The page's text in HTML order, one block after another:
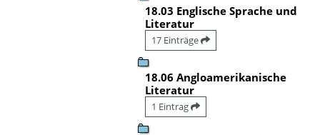
18.03 Englische Sprache und
Literatur
17 Einträge
18.06 Angloamerikanische
Literatur
1 Eintrag